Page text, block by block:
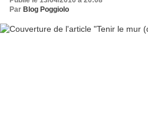
Par Blog Poggiolo